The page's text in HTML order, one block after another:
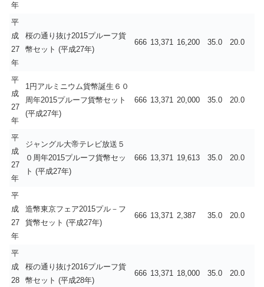
年
平
成
27
年
桜の通り抜け2015プルーフ貨
幣セット (平成27年)
666 13,371 16,200 35.0 20.0
平
成
27
年
1円アルミニウム貨幣誕生６０
周年2015プルーフ貨幣セット
(平成27年)
666 13,371 20,000 35.0 20.0
平
成
27
年
ジャングル大帝テレビ放送５
０周年2015プルーフ貨幣セッ
ト (平成27年)
666 13,371 19,613 35.0 20.0
平
成
27
年
造幣東京フェア2015プル－フ
貨幣セット (平成27年)
666 13,371 2,387 35.0 20.0
平
成
28
桜の通り抜け2016プルーフ貨
幣セット (平成28年)
666 13,371 18,000 35.0 20.0